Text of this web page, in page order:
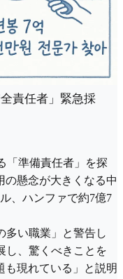
責任者」緊急採
「準備責任者」を探
の懸念が大きくなる中
、ハンファで約7億7
多い職業」と警告し
し、驚くべきことを
も現れている」と説明